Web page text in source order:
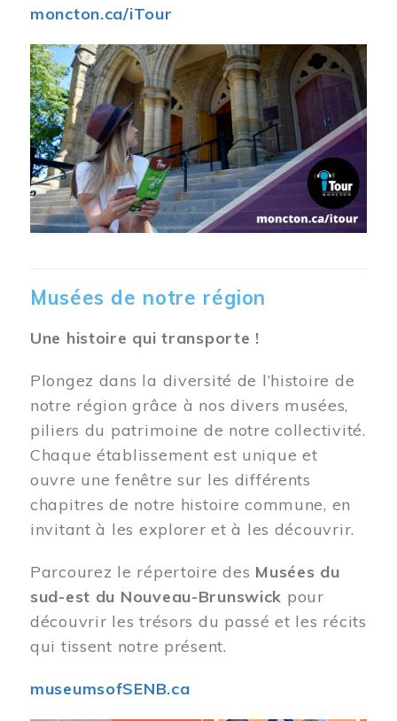
moncton.ca/iTour
Musées de notre région
Une histoire qui transporte !
Plongez dans la diversité de l’histoire de
notre région grâce à nos divers musées,
piliers du patrimoine de notre collectivité.
Chaque établissement est unique et
ouvre une fenêtre sur les différents
chapitres de notre histoire commune, en
invitant à les explorer et à les découvrir.
Parcourez le répertoire des Musées du
sud-est du Nouveau-Brunswick pour
découvrir les trésors du passé et les récits
qui tissent notre présent.
museumsofSENB.ca